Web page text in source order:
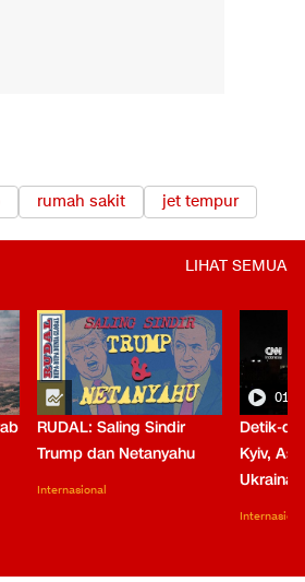
rumah sakit jet tempur
LIHAT SEMUA
RUDAL: Saling Sindir
Trump dan Netanyahu
Internasional
Detik-
Kyiv,
Ukraina